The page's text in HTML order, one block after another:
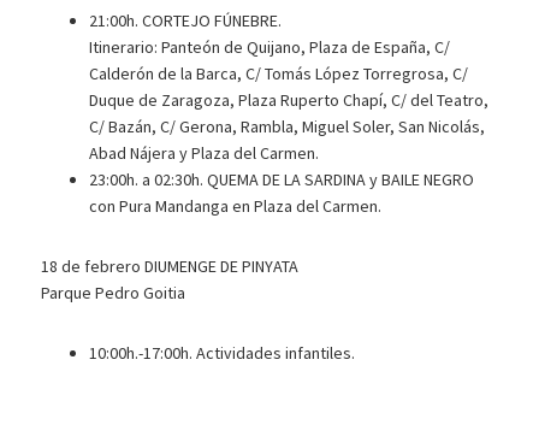
21:00h. CORTEJO FÚNEBRE.
Itinerario: Panteón de Quijano, Plaza de España, C/
Calderón de la Barca, C/ Tomás López Torregrosa, C/
Duque de Zaragoza, Plaza Ruperto Chapí, C/ del Teatro,
C/ Bazán, C/ Gerona, Rambla, Miguel Soler, San Nicolás,
Abad Nájera y Plaza del Carmen.
23:00h. a 02:30h. QUEMA DE LA SARDINA y BAILE NEGRO
con Pura Mandanga en Plaza del Carmen.
18 de febrero DIUMENGE DE PINYATA
Parque Pedro Goitia
10:00h.-17:00h. Actividades infantiles.